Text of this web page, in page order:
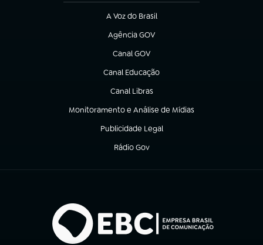
A Voz do Brasil
(abre em nova aba)
Agência GOV
(abre em nova aba)
Canal GOV
(abre em nova aba)
Canal Educação
(abre em nova aba)
Canal Libras
(abre em nova aba)
Monitoramento e Análise de Mídias
(abre em nova aba)
Publicidade Legal
(abre em nova aba)
Rádio Gov
(abre em nova aba)